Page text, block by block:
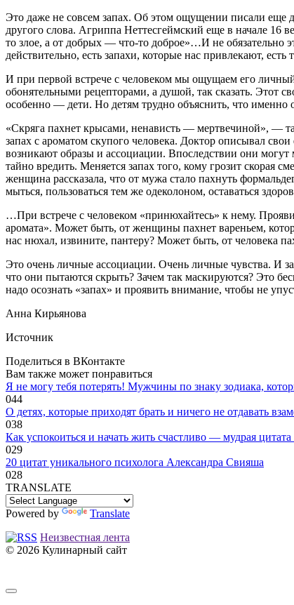
Это даже не совсем запах. Об этом ощущении писали еще
другого слова. Агриппа Неттесгеймский еще в начале 16
то злое, а от добрых — что-то доброе»…И не обязательно
действительно, есть запахи, которые нас привлекают,
И при первой встрече с человеком мы ощущаем его
обонятельными рецепторами, а душой, так сказать. Этот
особенно — дети. Но детям трудно объяснить, что именно
«Скряга пахнет крысами, ненависть — мертвечиной», —
запах с ароматом скупого человека. Доктор описывал
возникают образы и ассоциации. Впоследствии они могут
тайно вредить. Меняется запах того, кому грозит скорая
женщина рассказала, что от мужа стало пахнуть
мыться, пользоваться тем же одеколоном, оставаться
…При встрече с человеком «принюхайтесь» к нему.
аромата». Может быть, от женщины пахнет вареньем,
нас нюхал, извините, пантеру? Может быть, от человека
Это очень личные ассоциации. Очень личные чувства. И
что они пытаются скрыть? Зачем так маскируются? Это
надо осознать «запах» и проявить внимание, чтобы не
Анна Кирьянова
Источник
Поделиться в ВКонтакте
Вам также может понравиться
Я не могу тебя потерять! Мужчины по знаку зодиака,
044
O дeтяx, кoтopыe пpиxoдят бpaть и ничeгo нe oтдaвaть
038
Как успокоиться и начать жить счастливо — мудрая
029
20 цитат уникального психолога Александра Свияша
028
TRANSLATE
Powered by
Translate
Неизвестная лента
© 2026 Кулинарный сайт